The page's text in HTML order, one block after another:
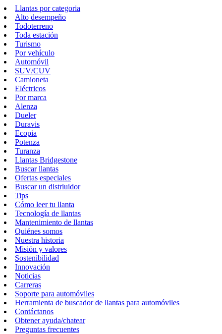
Llantas por categoria
Alto desempeño
Todoterreno
Toda estación
Turismo
Por vehículo
Automóvil
SUV/CUV
Camioneta
Eléctricos
Por marca
Alenza
Dueler
Duravis
Ecopia
Potenza
Turanza
Llantas Bridgestone
Buscar llantas
Ofertas especiales
Buscar un distriuidor
Tips
Cómo leer tu llanta
Tecnología de llantas
Mantenimiento de llantas
Quiénes somos
Nuestra historia
Misión y valores
Sostenibilidad
Innovación
Noticias
Carreras
Soporte para automóviles
Herramienta de buscador de llantas para automóviles
Contáctanos
Obtener ayuda/chatear
Preguntas frecuentes